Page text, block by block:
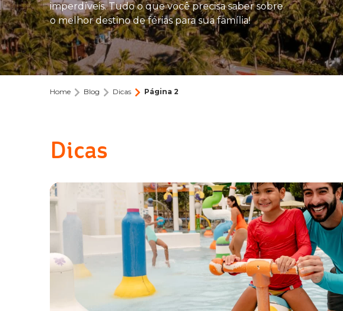
imperdíveis. Tudo o que você precisa saber sobre
o melhor destino de férias para sua família!
Home Blog Dicas Página 2
Dicas